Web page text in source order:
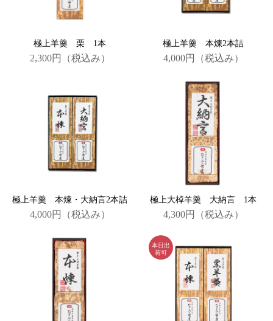
極上羊羹 栗 1本
2,300円 （税込み）
極上羊羹 本煉2本詰
4,000円 （税込み）
極上羊羹 本煉・大納言2本詰
4,000円 （税込み）
極上大棹羊羹 大納言 1本
4,300円 （税込み）